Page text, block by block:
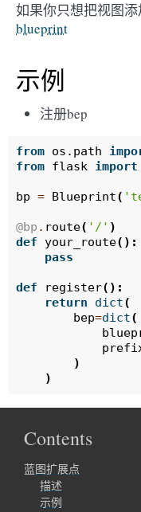
如果你只想把视图
blueprint
示例
注册bep
from os.path
from flask import
bp = Blueprint(
@bp . route( '/' )
def
your_route():
pass
def register():
return
dict(
bep=dict(
)
)
Contents
蓝图扩展点
描述
示例